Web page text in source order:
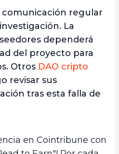
regular
La
dependerá
del proyecto para
Otros DAO cripto
revisar sus
tras esta falla de
en Cointribune con